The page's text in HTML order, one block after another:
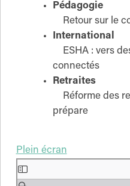
Pédagogie
Retour sur le
International
ESHA : vers
connectés
Retraites
Réforme des
prépare
Plein écran
Aller
au